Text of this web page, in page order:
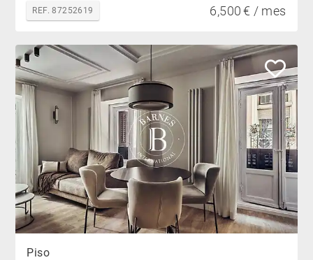
REF. 87252619 6,500 € / mes
Piso